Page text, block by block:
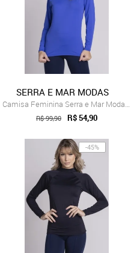
SERRA E MAR MODAS
Camisa Feminina Serra e Mar Modas Térmic...
R$ 99,90 R$ 54,90
-45%